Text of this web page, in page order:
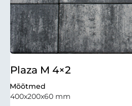
Plaza M 4×2
Mõõtmed
400x200x60 mm